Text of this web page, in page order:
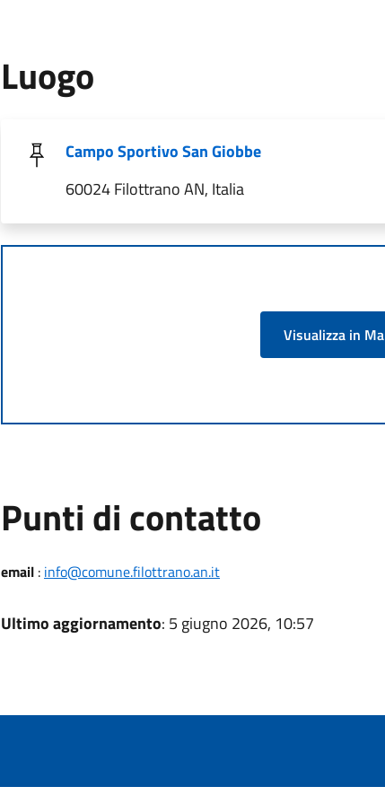
Luogo
Campo Sportivo San Giobbe
60024 Filottrano AN, Italia
Visualizza in
Punti di contatto
email: info@comune.filottrano.an.it
Ultimo aggiornamento: 5 giugno 2026, 10:57